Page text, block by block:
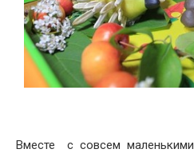
Вместе с совсем